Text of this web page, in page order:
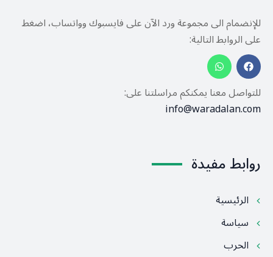
للإنضمام الى مجموعة ورد الآن على فايسبوك وواتساب، اضغط
على الروابط التالية:
للتواصل معنا يمكنكم مراسلتنا على:
info@waradalan.com
روابط مفيدة
الرئيسية
سياسة
الحرب